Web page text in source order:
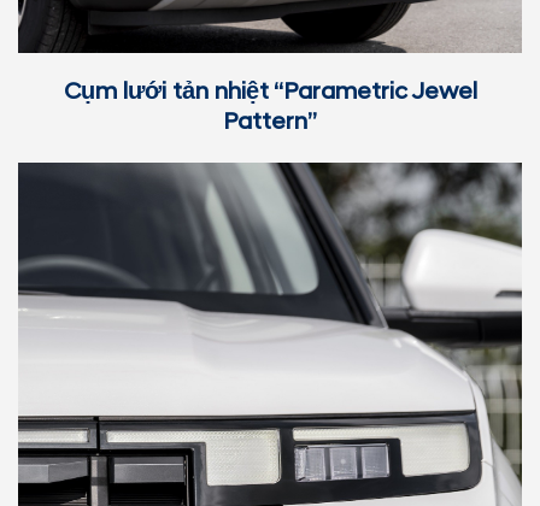
Cụm lưới tản nhiệt “Parametric Jewel
Pattern”